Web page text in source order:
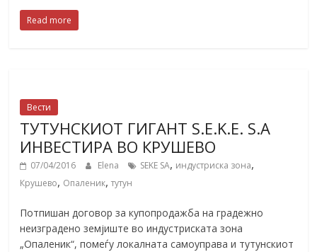
Read more
Вести
ТУТУНСКИОТ ГИГАНТ S.E.K.E. S.A
ИНВЕСТИРА ВО КРУШЕВО
07/04/2016 Elena SEKE SA, индустриска зона,
Крушево, Опаленик,тутун
Потпишан договор за купопродажба на градежно
неизградено земјиште во индустриската зона
„Опаленик“, помеѓу локалната самоуправа и тутунскиот